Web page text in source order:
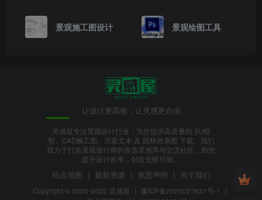
景观施工图设计 景观绘图工具
让设计更高效，让灵感更自由
灵感屋专注景观设计行业，为您提供高质量的 SU模
型、CAD施工图、方案文本 及 园林效果图 下载。我们
致力于打造景观设计师的首选灵感库与交流社区，助您
提升设计效率，创造无限可能。
站点地图 | 最新资源 | 免责声明 | 关于我们
Copyright © 2020-2025 灵感屋 | 豫ICP备2023027631号-1
|